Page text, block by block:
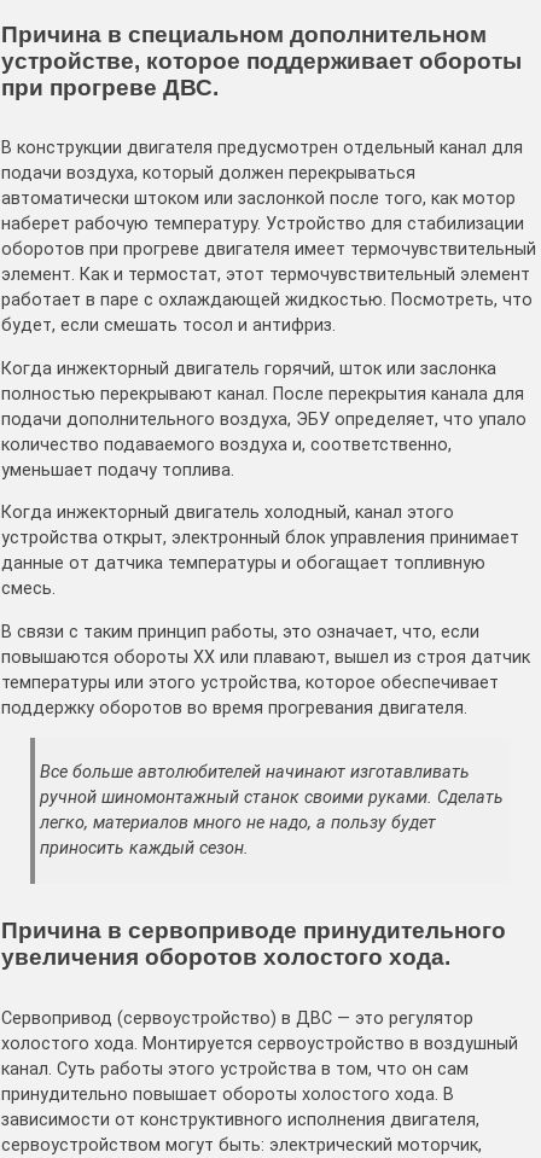
Причина в специальном дополнительном
устройстве, которое поддерживает обороты
при прогреве ДВС.
В конструкции двигателя предусмотрен отдельный канал для
подачи воздуха, который должен перекрываться
автоматически штоком или заслонкой после того, как мотор
наберет рабочую температуру. Устройство для стабилизации
оборотов при прогреве двигателя имеет термочувствительный
элемент. Как и термостат, этот термочувствительный элемент
работает в паре с охлаждающей жидкостью. Посмотреть, что
будет, если смешать тосол и антифриз.
Когда инжекторный двигатель горячий, шток или заслонка
полностью перекрывают канал. После перекрытия канала для
подачи дополнительного воздуха, ЭБУ определяет, что упало
количество подаваемого воздуха и, соответственно,
уменьшает подачу топлива.
Когда инжекторный двигатель холодный, канал этого
устройства открыт, электронный блок управления принимает
данные от датчика температуры и обогащает топливную
смесь.
В связи с таким принцип работы, это означает, что, если
повышаются обороты ХХ или плавают, вышел из строя датчик
температуры или этого устройства, которое обеспечивает
поддержку оборотов во время прогревания двигателя.
Все больше автолюбителей начинают изготавливать
ручной шиномонтажный станок своими руками. Сделать
легко, материалов много не надо, а пользу будет
приносить каждый сезон.
Причина в сервоприводе принудительного
увеличения оборотов холостого хода.
Сервопривод (сервоустройство) в ДВС — это регулятор
холостого хода. Монтируется сервоустройство в воздушный
канал. Суть работы этого устройства в том, что он сам
принудительно повышает обороты холостого хода. В
зависимости от конструктивного исполнения двигателя,
сервоустройством могут быть: электрический моторчик,